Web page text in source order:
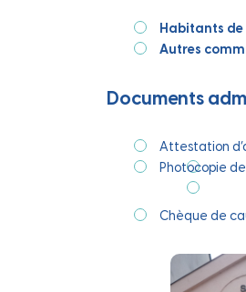
Habitants de
Autres
Documents
Attestation
Photocopie
Chèque de